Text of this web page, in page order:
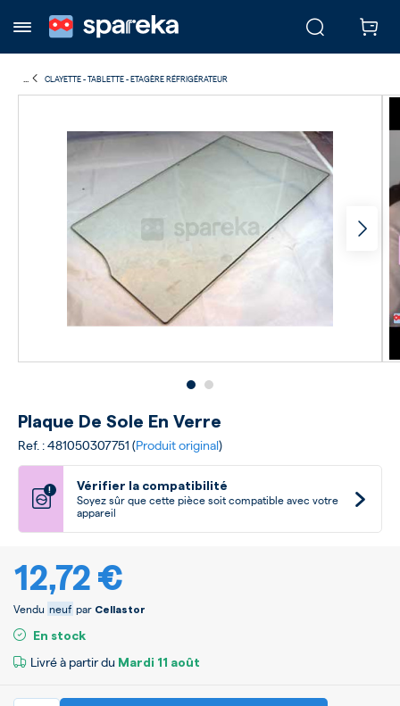
CLAYETTE - TABLETTE - ETAGÈRE RÉFRIGÉRATEUR
Plaque De Sole En Verre
Ref. : 481050307751 (Produit original)
! Vérifier la compatibilité
Soyez sûr que cette pièce soit compatible avec votre
appareil
12,72 €
Vendu neuf par Cellastor
En stock
Livré à partir du Mardi 11 août